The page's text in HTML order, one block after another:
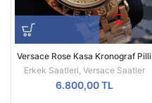
Versace Rose Kasa Kronograf Pilli
Mekanizma Replika Erkek Kol
Saati
Erkek Saatleri, Versace Saatler
6.800,00TL